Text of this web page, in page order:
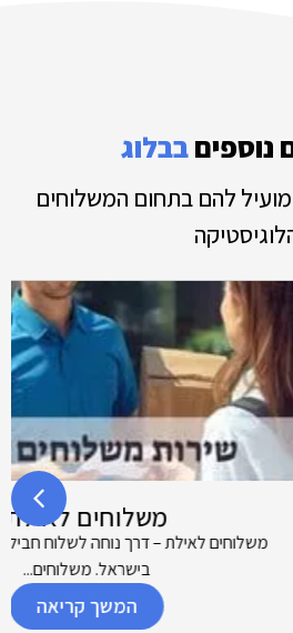
נוספיםבבלוג
להם בתחום המשלוחים
משלוחים לאילת
לאילת – דרך נוחה לשלוח חבילות לעיר
בישראל. משלוחים...
המשך קריאה